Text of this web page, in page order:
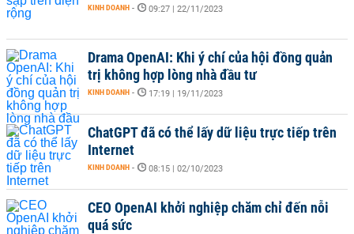
KINH DOANH - 09:27 | 22/11/2023
Drama OpenAI: Khi ý chí của hội đồng quản
trị không hợp lòng nhà đầu tư
KINH DOANH - 17:19 | 19/11/2023
ChatGPT đã có thể lấy dữ liệu trực tiếp trên
Internet
KINH DOANH - 08:15 | 02/10/2023
CEO OpenAI khởi nghiệp chăm chỉ đến nỗi
quá sức